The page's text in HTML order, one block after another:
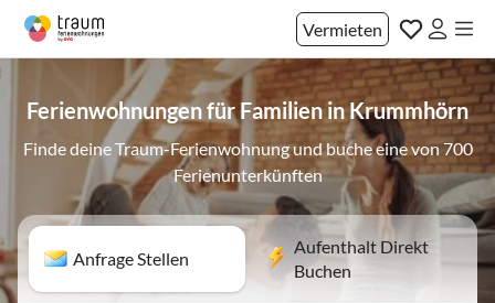
Vermieten
Ferienwohnungen für Familien in Krummhörn
Finde deine Traum-Ferienwohnung und buche eine von 700
Ferienunterkünften
Anfrage Stellen
Aufenthalt Direkt
Buchen